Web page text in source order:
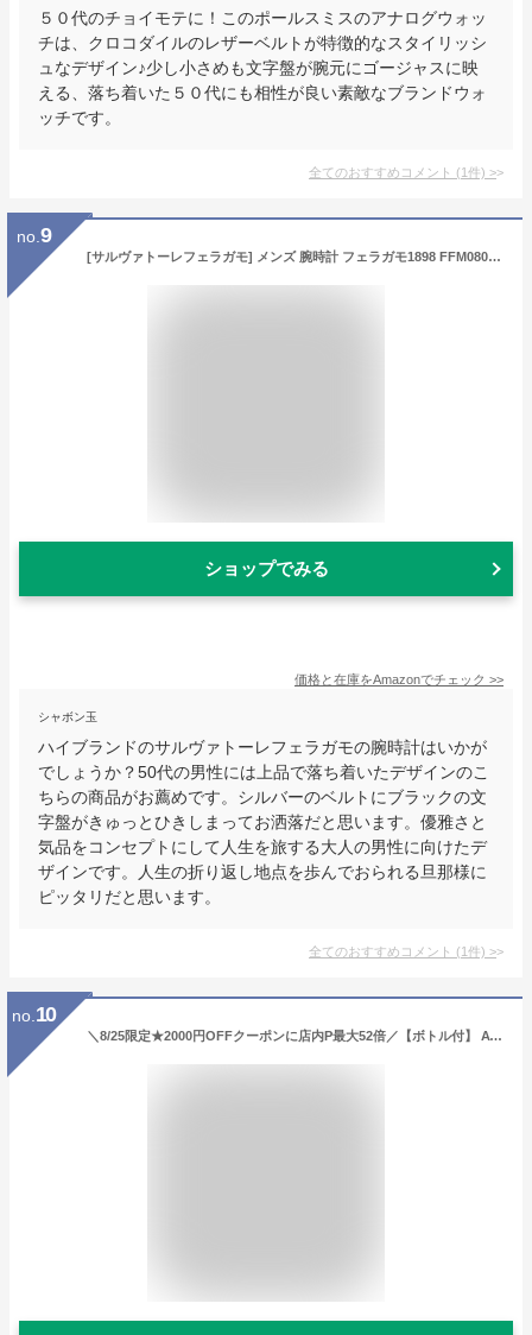
５０代のチョイモテに！このポールスミスのアナログウォッ
チは、クロコダイルのレザーベルトが特徴的なスタイリッシ
ュなデザイン♪少し小さめも文字盤が腕元にゴージャスに映
える、落ち着いた５０代にも相性が良い素敵なブランドウォ
ッチです。
全てのおすすめコメント (1件) >
no. 9
[サルヴァトーレフェラガモ] メンズ 腕時計 フェラガモ1898 FFM080016 並行輸入品 シルバー [並行輸入品]
ショップでみる
価格と在庫をAmazonでチェック >>
シャボン玉
ハイブランドのサルヴァトーレフェラガモの腕時計はいかが
でしょうか？50代の男性には上品で落ち着いたデザインのこ
ちらの商品がお薦めです。シルバーのベルトにブラックの文
字盤がきゅっとひきしまってお洒落だと思います。優雅さと
気品をコンセプトにして人生を旅する大人の男性に向けたデ
ザインです。人生の折り返し地点を歩んでおられる旦那様に
ピッタリだと思います。
全てのおすすめコメント (1件) >
no. 10
＼8/25限定★2000円OFFクーポンに店内P最大52倍／【ボトル付】 AT8040-57E シチズン アテッサ エコドライブ 電波時計 メンズ 腕時計 ブランド チタン クロノグラフ CITIZEN ATTESA ブラック 黒 時計 記念品 プレゼント ギフト